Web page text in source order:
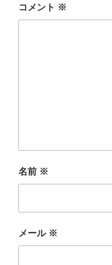
コメント ※
名前 ※
メール ※